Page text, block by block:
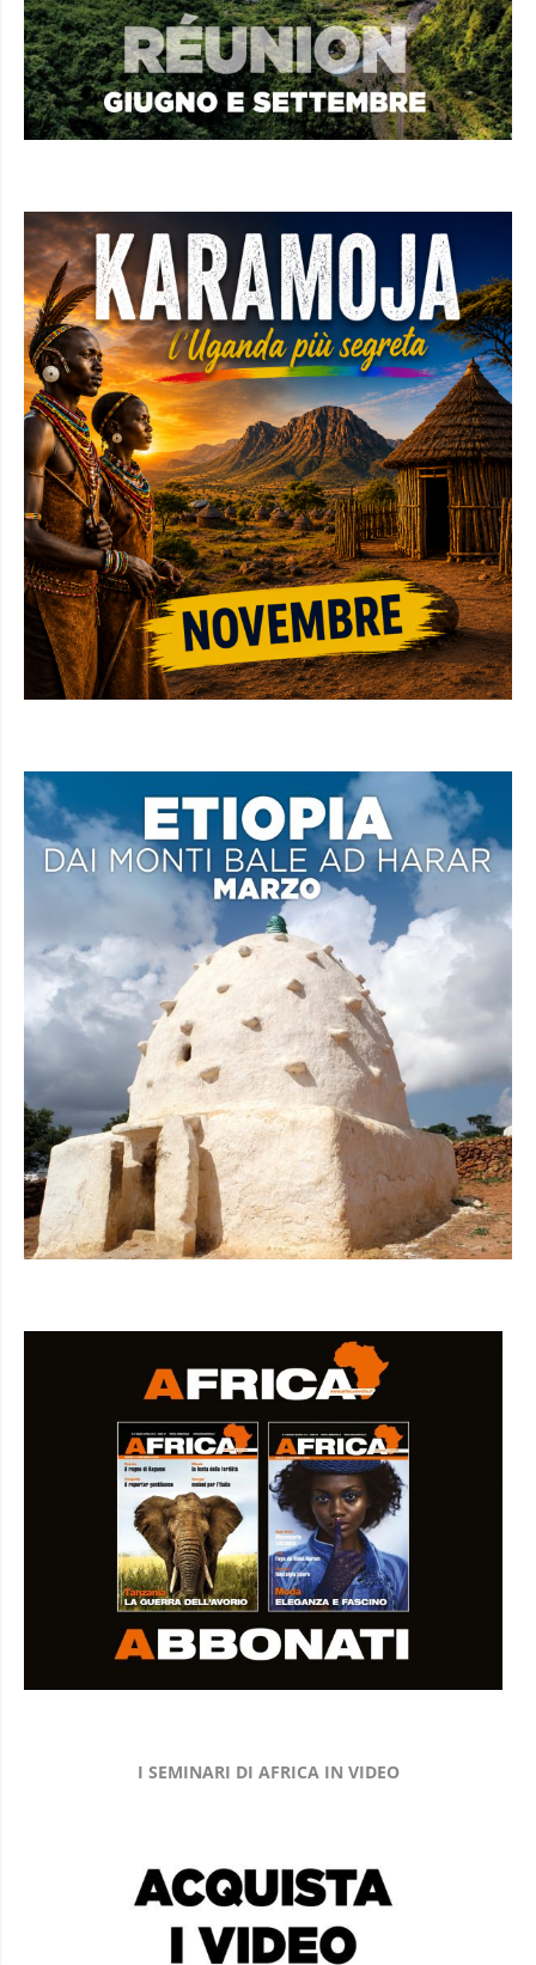
I SEMINARI DI AFRICA IN VIDEO